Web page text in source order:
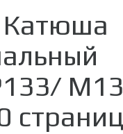
Катюша